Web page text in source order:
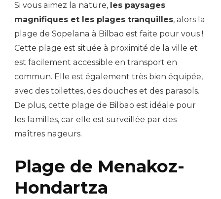
Si vous aimez la nature, les paysages
magnifiques et les plages tranquilles, alors la
plage de Sopelana à Bilbao est faite pour vous !
Cette plage est située à proximité de la ville et
est facilement accessible en transport en
commun. Elle est également très bien équipée,
avec des toilettes, des douches et des parasols.
De plus, cette plage de Bilbao est idéale pour
les familles, car elle est surveillée par des
maîtres nageurs.
Plage de Menakoz-
Hondartza